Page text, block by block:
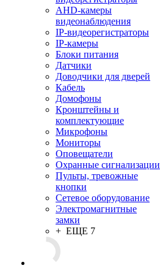
AHD-камеры
видеонаблюдения
IP-видеорегистраторы
IP-камеры
Блоки питания
Датчики
Доводчики для дверей
Кабель
Домофоны
Кронштейны и
комплектующие
Микрофоны
Мониторы
Оповещатели
Охранные сигнализации
Пульты, тревожные
кнопки
Сетевое оборудование
Электромагнитные
замки
+ ЕЩЕ 7